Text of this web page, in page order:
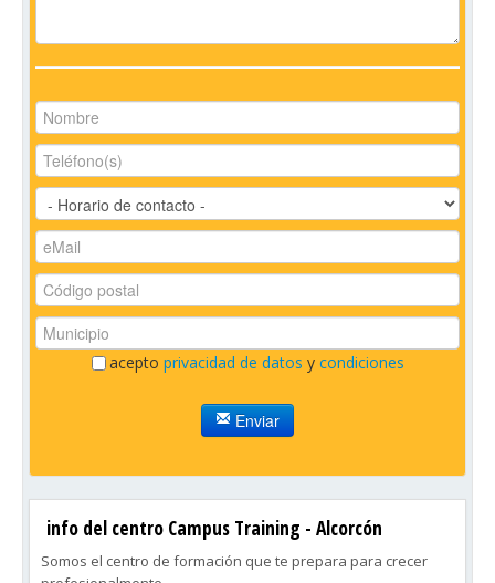
acepto privacidad de datos y condiciones
Enviar
info del centro Campus Training - Alcorcón
Somos el centro de formación que te prepara para crecer